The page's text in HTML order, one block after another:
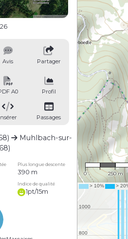
Avis Partager
A0 Profil
Passages
Muhlbach-sur-
Plus longue descente
390 m
Indice de qualité
1pt/15m
1 : 14,459
0 250 m